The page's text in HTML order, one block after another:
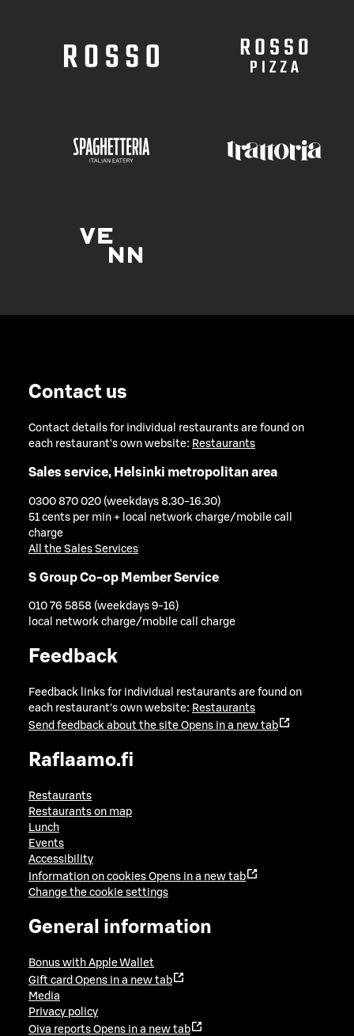
Contact us
Contact details for individual restaurants are found on
each restaurant's own website: Restaurants
Sales service, Helsinki metropolitan area
0300 870 020 (weekdays 8.30-16.30)
51 cents per min + local network charge/mobile call
charge
All the Sales Services
S Group Co-op Member Service
010 76 5858 (weekdays 9-16)
local network charge/mobile call charge
Feedback
Feedback links for individual restaurants are found on
each restaurant's own website: Restaurants
Send feedback about the site Opens in a new tab
Raflaamo.fi
Restaurants
Restaurants on map
Lunch
Events
Accessibility
Information on cookies Opens in a new tab
Change the cookie settings
General information
Bonus with Apple Wallet
Gift card Opens in a new tab
Media
Privacy policy
Oiva reports Opens in a new tab